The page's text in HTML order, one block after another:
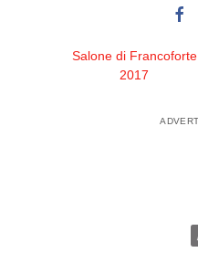
Salone di Francoforte
2017